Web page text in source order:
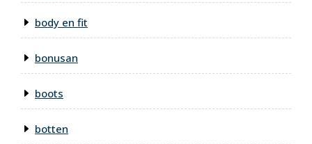
body en fit
bonusan
boots
botten